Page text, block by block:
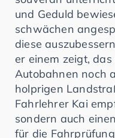
und Geduld
schwächen
diese
er einem zeigt,
Autobahnen noch
holprigen
Fahrlehrer Kai
sondern auch
für die